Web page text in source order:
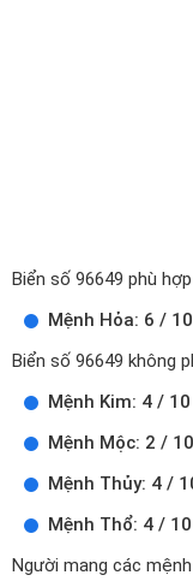
Biển số 96649 phù
Mệnh Hỏa: 6 /
Biển số 96649 không
Mệnh Kim: 4 /
Mệnh Mộc: 2 /
Mệnh Thủy: 4 /
Mệnh Thổ: 4 /
Người mang các